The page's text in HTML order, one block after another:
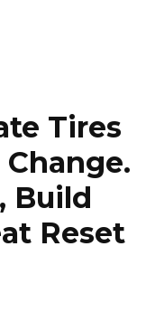
Tires
Build
Reset